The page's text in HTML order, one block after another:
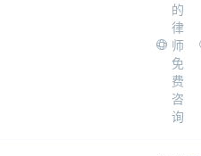
的
律
师
免
费
咨
询